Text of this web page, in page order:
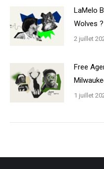
LaMelo
Wolves ?
2 juillet
Free
1 juillet